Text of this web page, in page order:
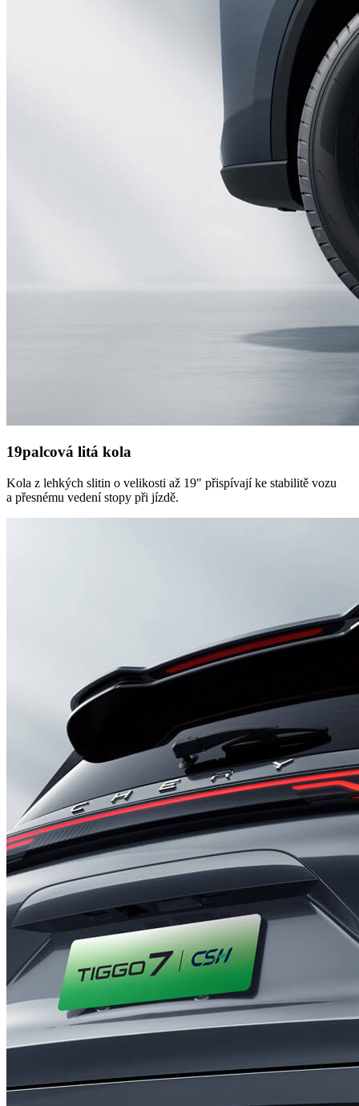
19palcová litá kola
Kola z lehkých slitin o velikosti až 19" přispívají ke stabilitě vozu
a přesnému vedení stopy při jízdě.